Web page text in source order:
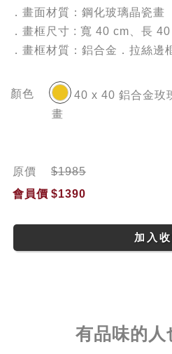
．畫面材質：鋼化玻璃晶瓷畫
．畫框尺寸 : 寬 40 cm、長
．畫框材質：鋁合金．拉絲邊
顏色
40 x 40 鋁合金玫
畫
原價
$1985
會員價 $1390
加入
有品味的人